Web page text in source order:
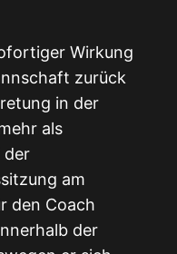
Wirkung
zurück
in der
als
der
am
den Coach
der